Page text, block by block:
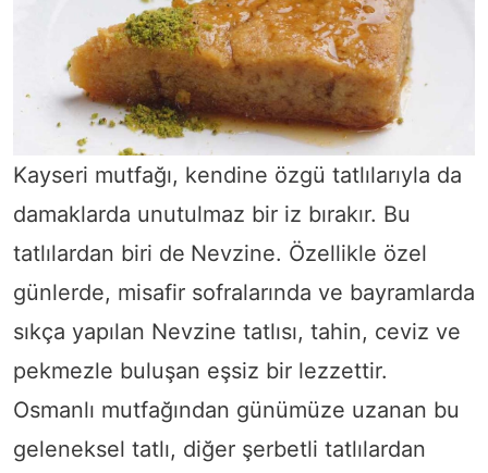
Kayseri mutfağı, kendine özgü tatlılarıyla da
damaklarda unutulmaz bir iz bırakır. Bu
tatlılardan biri de Nevzine. Özellikle özel
günlerde, misafir sofralarında ve bayramlarda
sıkça yapılan Nevzine tatlısı, tahin, ceviz ve
pekmezle buluşan eşsiz bir lezzettir.
Osmanlı mutfağından günümüze uzanan bu
geleneksel tatlı, diğer şerbetli tatlılardan